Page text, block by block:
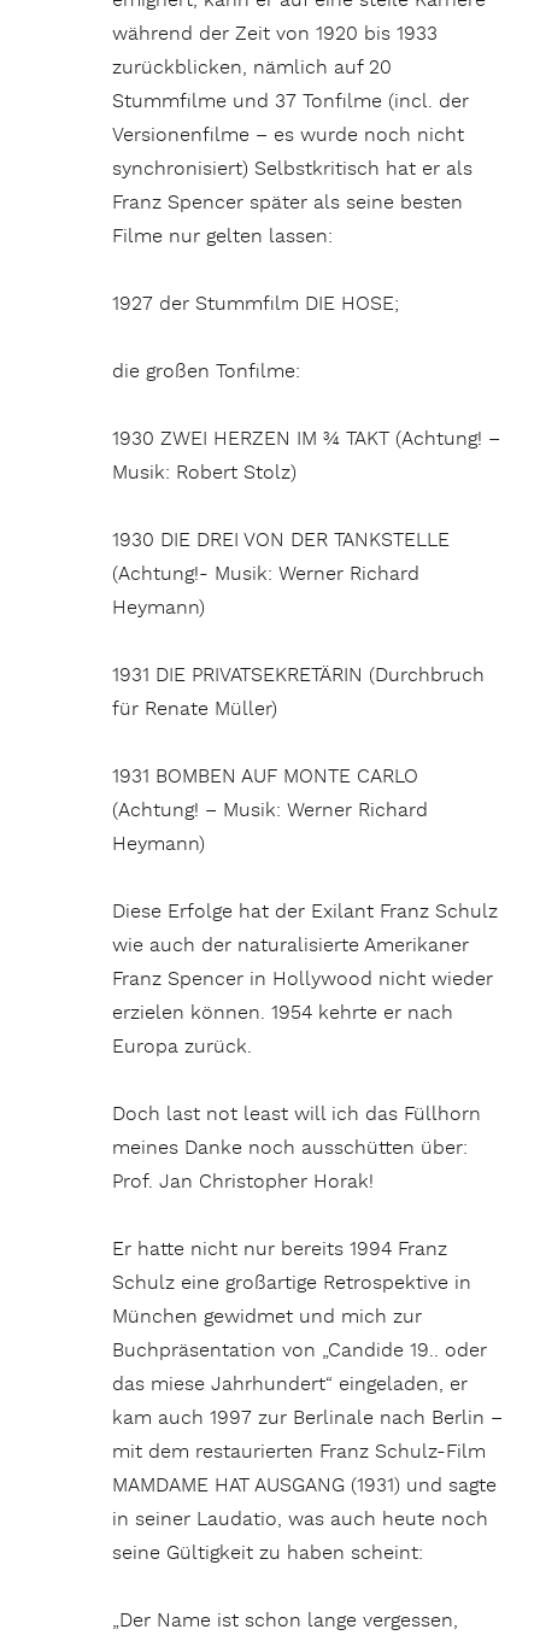
während der Zeit von 1920 bis 1933
zurückblicken, nämlich auf 20
Stummfilme und 37 Tonfilme (incl. der
Versionenfilme – es wurde noch nicht
synchronisiert) Selbstkritisch hat er als
Franz Spencer später als seine besten
Filme nur gelten lassen:
1927 der Stummfilm DIE HOSE;
die großen Tonfilme:
1930 ZWEI HERZEN IM ¾ TAKT (Achtung! –
Musik: Robert Stolz)
1930 DIE DREI VON DER TANKSTELLE
(Achtung!- Musik: Werner Richard
Heymann)
1931 DIE PRIVATSEKRETÄRIN (Durchbruch
für Renate Müller)
1931 BOMBEN AUF MONTE CARLO
(Achtung! – Musik: Werner Richard
Heymann)
Diese Erfolge hat der Exilant Franz Schulz
wie auch der naturalisierte Amerikaner
Franz Spencer in Hollywood nicht wieder
erzielen können. 1954 kehrte er nach
Europa zurück.
Doch last not least will ich das Füllhorn
meines Danke noch ausschütten über:
Prof. Jan Christopher Horak!
Er hatte nicht nur bereits 1994 Franz
Schulz eine großartige Retrospektive in
München gewidmet und mich zur
Buchpräsentation von „Candide 19.. oder
das miese Jahrhundert“ eingeladen, er
kam auch 1997 zur Berlinale nach Berlin –
mit dem restaurierten Franz Schulz-Film
MAMDAME HAT AUSGANG (1931) und sagte
in seiner Laudatio, was auch heute noch
seine Gültigkeit zu haben scheint:
„Der Name ist schon lange vergessen,